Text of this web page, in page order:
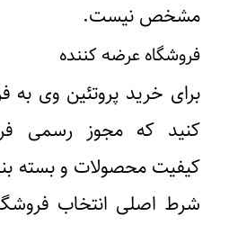
مشخص نیست.
فروشگاه عرضه کننده
برای خرید پروتئین وی به
کنید که مجوز رسمی
کیفیت محصولات و بسته
شرط اصلی انتخاب